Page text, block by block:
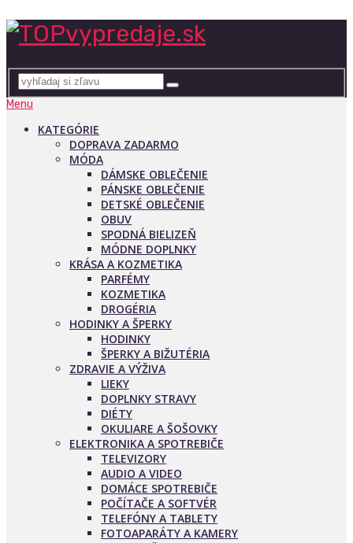
Menu
KATEGÓRIE
DOPRAVA ZADARMO
MÓDA
DÁMSKE OBLEČENIE
PÁNSKE OBLEČENIE
DETSKÉ OBLEČENIE
OBUV
SPODNÁ BIELIZEŇ
MÓDNE DOPLNKY
KRÁSA A KOZMETIKA
PARFÉMY
KOZMETIKA
DROGÉRIA
HODINKY A ŠPERKY
HODINKY
ŠPERKY A BIŽUTÉRIA
ZDRAVIE A VÝŽIVA
LIEKY
DOPLNKY STRAVY
DIÉTY
OKULIARE A ŠOŠOVKY
ELEKTRONIKA A SPOTREBIČE
TELEVIZORY
AUDIO A VIDEO
DOMÁCE SPOTREBIČE
POČÍTAČE A SOFTVÉR
TELEFÓNY A TABLETY
FOTOAPARÁTY A KAMERY